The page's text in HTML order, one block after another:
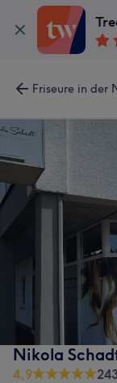
Friseure in der
Nikola
4,9